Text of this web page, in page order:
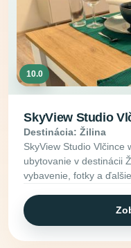
10.0
SkyView Studio
Destinácia: Žilina
SkyView Studio Vlčince
ubytovanie v destinácii
vybavenie, fotky a